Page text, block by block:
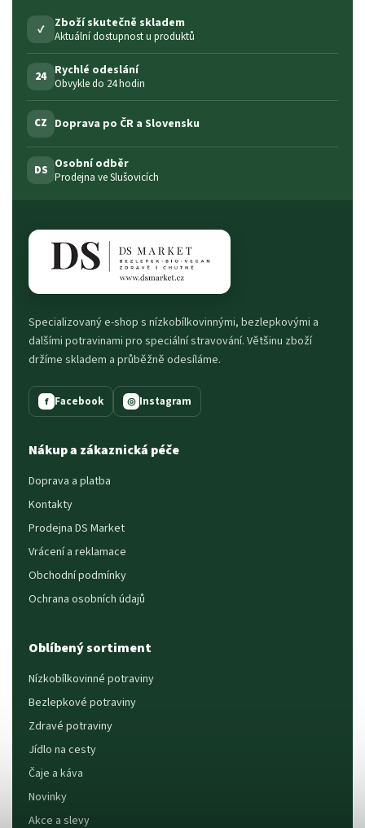
✓ Zboží skutečně skladem
Aktuální dostupnost u produktů
24 Rychlé odeslání
Obvykle do 24 hodin
CZ Doprava po ČR a Slovensku
DS Osobní odběr
Prodejna ve Slušovicích
Specializovaný e-shop s nízkobílkovinnými, bezlepkovými a
dalšími potravinami pro speciální stravování. Většinu zboží
držíme skladem a průběžně odesíláme.
f Facebook ◎ Instagram
Nákup a zákaznická péče
Doprava a platba
Kontakty
Prodejna DS Market
Vrácení a reklamace
Obchodní podmínky
Ochrana osobních údajů
Oblíbený sortiment
Nízkobílkovinné potraviny
Bezlepkové potraviny
Zdravé potraviny
Jídlo na cesty
Čaje a káva
Novinky
Akce a slevy